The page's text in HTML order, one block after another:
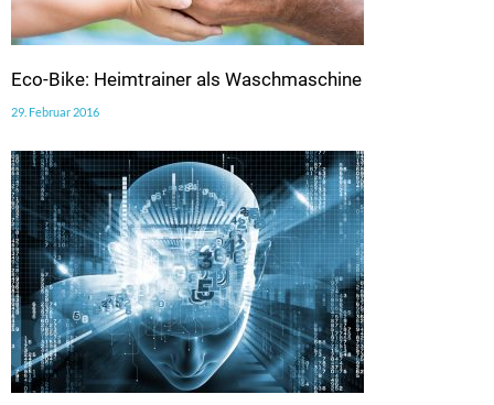
Eco-Bike: Heimtrainer als Waschmaschine
29. Februar 2016